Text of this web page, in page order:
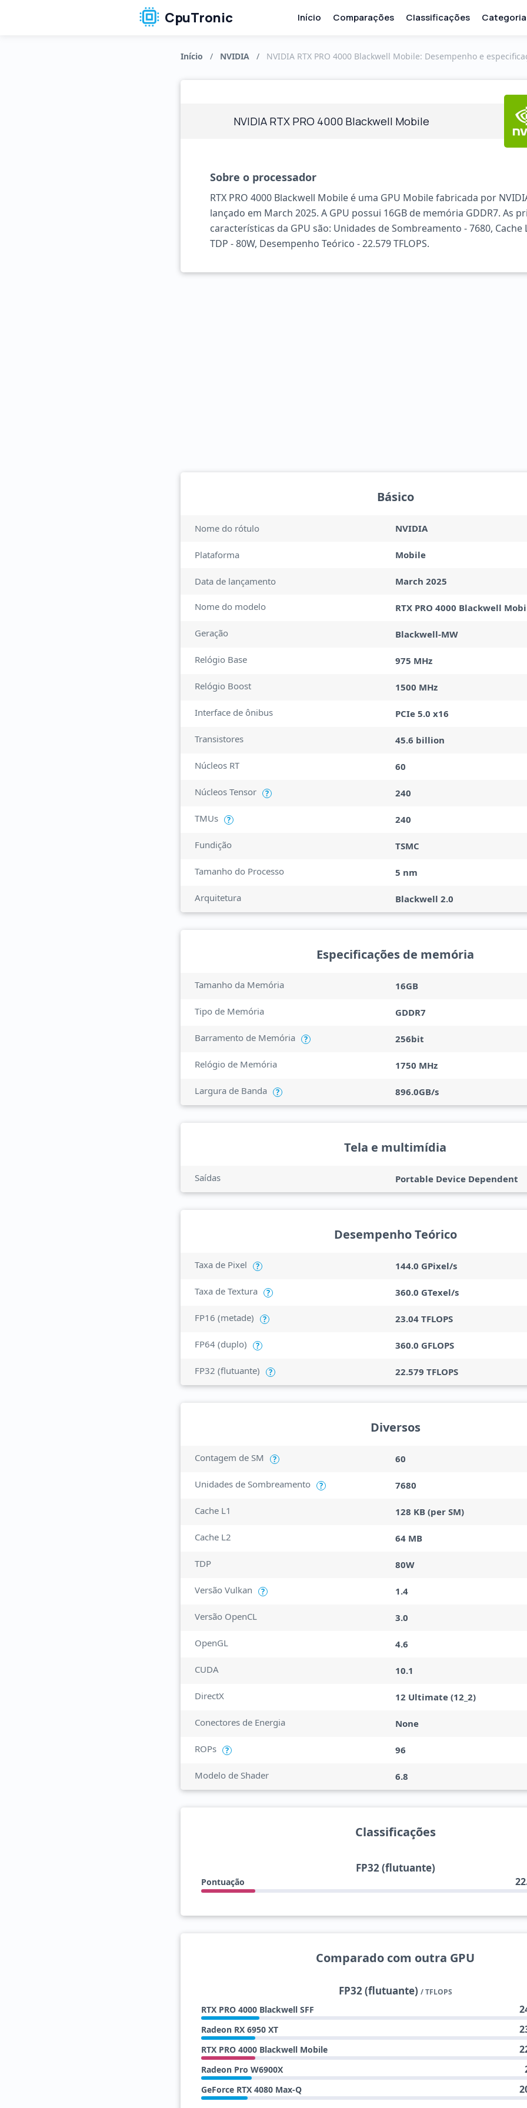
CpuTronic Início Comparações Classificações
Início / NVIDIA / NVIDIA RTX PRO 4000 Blackwell Mobile: Desempenho e
NVIDIA RTX PRO 4000 Blackwell Mobile
Sobre o processador
RTX PRO 4000 Blackwell Mobile é uma GPU Mobile fabricada por
lançado em March 2025. A GPU possui 16GB de memória GDDR7. As
características da GPU são: Unidades de Sombreamento - 7680, Cache
TDP - 80W, Desempenho Teórico - 22.579 TFLOPS.
Básico
Nome do rótulo NVIDIA
Plataforma Mobile
Data de lançamento March 2025
Nome do modelo RTX PRO 4000 Blackwell
Geração Blackwell-MW
Relógio Base 975 MHz
Relógio Boost 1500 MHz
Interface de ônibus PCIe 5.0 x16
Transistores 45.6 billion
Núcleos RT 60
Núcleos Tensor ? 240
TMUs ? 240
Fundição TSMC
Tamanho do Processo 5 nm
Arquitetura Blackwell 2.0
Especificações de memória
Tamanho da Memória 16GB
Tipo de Memória GDDR7
Barramento de Memória ? 256bit
Relógio de Memória 1750 MHz
Largura de Banda ? 896.0GB/s
Tela e multimídia
Saídas Portable Device Dependent
Desempenho Teórico
Taxa de Pixel ? 144.0 GPixel/s
Taxa de Textura ? 360.0 GTexel/s
FP16 (metade) ? 23.04 TFLOPS
FP64 (duplo) ? 360.0 GFLOPS
FP32 (flutuante) ? 22.579 TFLOPS
Diversos
Contagem de SM ? 60
Unidades de Sombreamento ? 7680
Cache L1 128 KB (per SM)
Cache L2 64 MB
TDP 80W
Versão Vulkan ? 1.4
Versão OpenCL 3.0
OpenGL 4.6
CUDA 10.1
DirectX 12 Ultimate (12_2)
Conectores de Energia None
ROPs ? 96
Modelo de Shader 6.8
Classificações
FP32 (flutuante)
Pontuação
Comparado com outra GPU
FP32 (flutuante) / TFLOPS
RTX PRO 4000 Blackwell SFF
Radeon RX 6950 XT
RTX PRO 4000 Blackwell Mobile
Radeon Pro W6900X
GeForce RTX 4080 Max-Q